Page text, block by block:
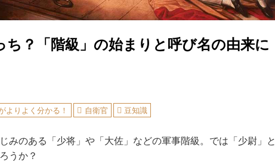
ち？「階級」の始まりと呼び名の由来に
よりよく分かる！ 自衛官 豆知識
みのある「少将」や「大佐」などの軍事階級。では「少尉」と
うか？